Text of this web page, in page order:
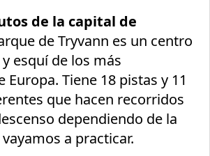
de la capital de
de Tryvann es un centro
esquí de los más
Tiene 18 pistas y 11
que hacen recorridos
dependiendo de la
a practicar.